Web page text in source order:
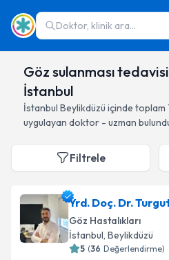
Doktor, klinik ara...
Göz sulanması
İstanbul
İstanbul Beylikdüzü içinde toplam
uygulayan doktor - uzman
Filtrele
Yrd. Doç. Dr.
Göz Hastalıkları
İstanbul, Beylikdüzü
5 (36 Değerlendirme)